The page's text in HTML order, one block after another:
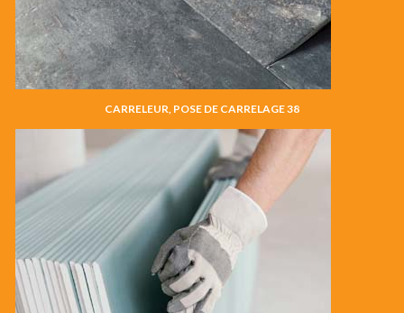
CARRELEUR, POSE DE CARRELAGE 38